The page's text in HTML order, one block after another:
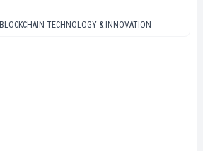
BLOCKCHAIN TECHNOLOGY & INNOVATION